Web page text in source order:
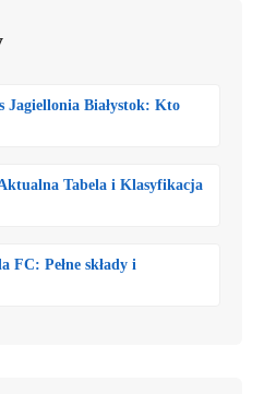
Jagiellonia Białystok: Kto
Tabela i Klasyfikacja
FC: Pełne składy i